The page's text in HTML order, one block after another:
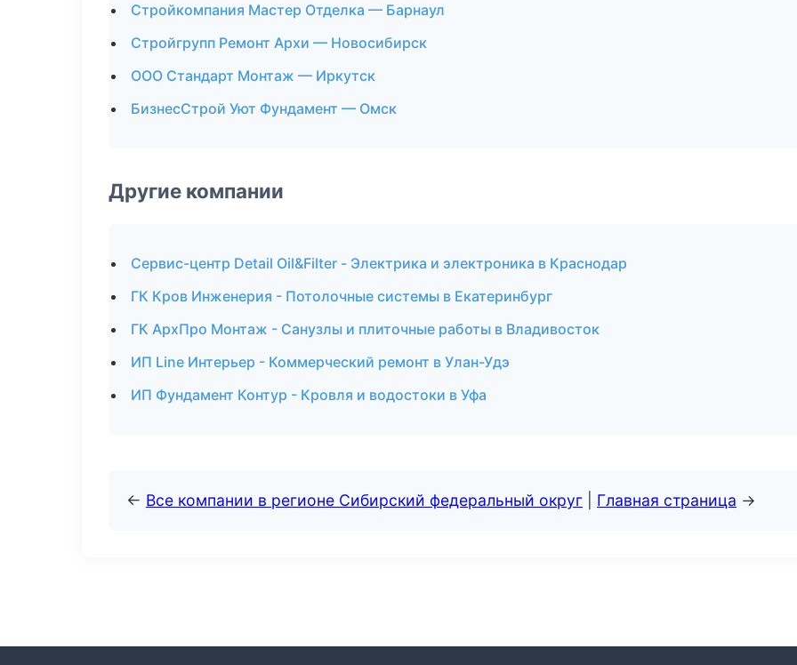
Стройкомпания Мастер Отделка — Барнаул
Стройгрупп Ремонт Архи — Новосибирск
ООО Стандарт Монтаж — Иркутск
БизнесСтрой Уют Фундамент — Омск
Другие компании
Сервис-центр Detail Oil&Filter - Электрика и электроника в Краснодар
ГК Кров Инженерия - Потолочные системы в Екатеринбург
ГК АрхПро Монтаж - Санузлы и плиточные работы в Владивосток
ИП Line Интерьер - Коммерческий ремонт в Улан-Удэ
ИП Фундамент Контур - Кровля и водостоки в Уфа
← Все компании в регионе Сибирский федеральный округ Главная страница →